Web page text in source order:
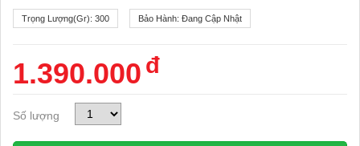
Trọng Lượng(gr): 300 Bảo Hành: Đang Cập Nhật
1.390.000 đ
Số lượng